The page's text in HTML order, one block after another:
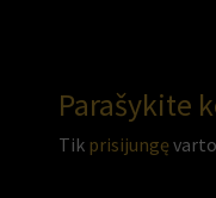
Parašykite
Tik prisijungę